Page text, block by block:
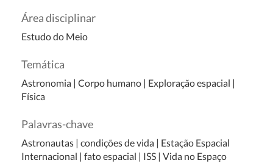
Área disciplinar
Estudo do Meio
Temática
Astronomia | Corpo humano | Exploração espacial |
Física
Palavras-chave
Astronautas | condições de vida | Estação Espacial
Internacional | fato espacial | ISS | Vida no Espaço